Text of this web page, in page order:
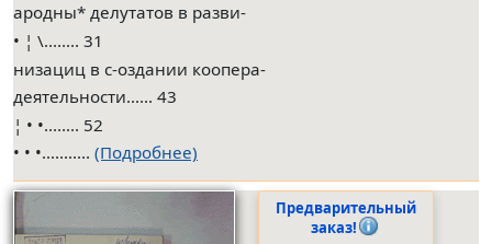
ародны* делутатов в разви-
• ¦ \........ 31
низациц в с-оздании коопера-
деятельности...... 43
¦ • •........ 52
• • •........... (Подробнее)
Предварительный
заказ!